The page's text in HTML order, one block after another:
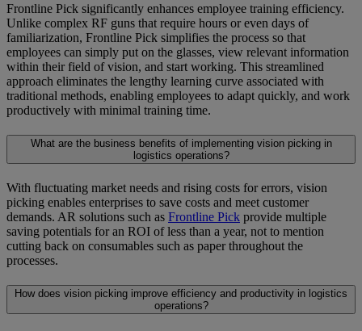
Frontline Pick significantly enhances employee training efficiency.
Unlike complex RF guns that require hours or even days of
familiarization, Frontline Pick simplifies the process so that
employees can simply put on the glasses, view relevant information
within their field of vision, and start working. This streamlined
approach eliminates the lengthy learning curve associated with
traditional methods, enabling employees to adapt quickly, and work
productively with minimal training time.
What are the business benefits of implementing vision picking in
logistics operations?
With fluctuating market needs and rising costs for errors, vision
picking enables enterprises to save costs and meet customer
demands. AR solutions such as Frontline Pick provide multiple
saving potentials for an ROI of less than a year, not to mention
cutting back on consumables such as paper throughout the
processes.
How does vision picking improve efficiency and productivity in logistics
operations?